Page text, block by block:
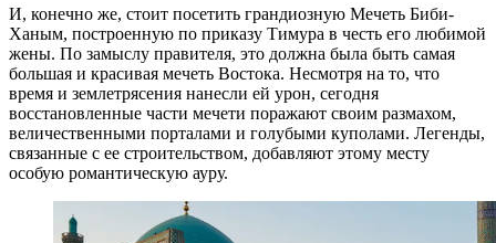
И, конечно же, стоит посетить грандиозную Мечеть Биби-
Ханым, построенную по приказу Тимура в честь его любимой
жены. По замыслу правителя, это должна была быть самая
большая и красивая мечеть Востока. Несмотря на то, что
время и землетрясения нанесли ей урон, сегодня
восстановленные части мечети поражают своим размахом,
величественными порталами и голубыми куполами. Легенды,
связанные с ее строительством, добавляют этому месту
особую романтическую ауру.